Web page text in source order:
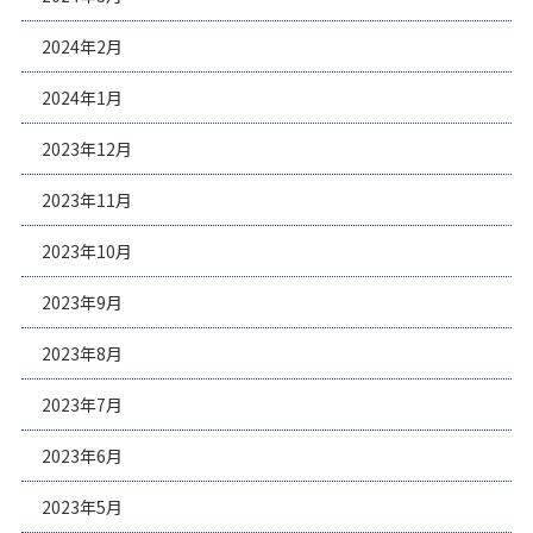
2024年2月
2024年1月
2023年12月
2023年11月
2023年10月
2023年9月
2023年8月
2023年7月
2023年6月
2023年5月